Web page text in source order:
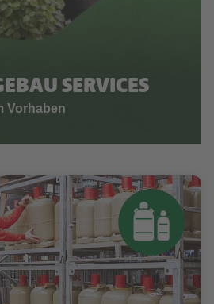
SERVICES
Vorhaben